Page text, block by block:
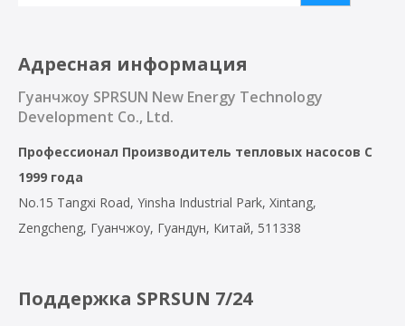
Адресная информация
Гуанчжоу SPRSUN New Energy Technology
Development Co., Ltd.
Профессионал Производитель тепловых насосов С
1999 года
No.15 Tangxi Road, Yinsha Industrial Park, Xintang,
Zengcheng, Гуанчжоу, Гуандун, Китай, 511338
Поддержка SPRSUN 7/24